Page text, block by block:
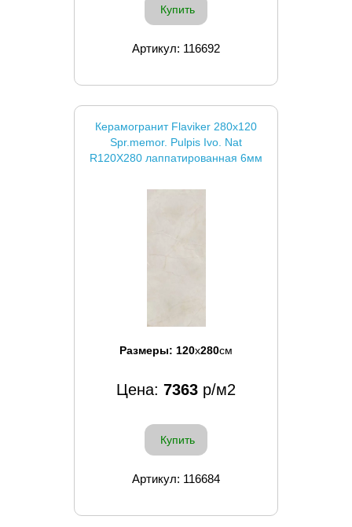
Купить
Артикул: 116692
Керамогранит Flaviker 280x120
Spr.memor. Pulpis Ivo. Nat
R120X280 лаппатированная 6мм
Размеры: 120x280см
Цена: 7363 р/м2
Купить
Артикул: 116684